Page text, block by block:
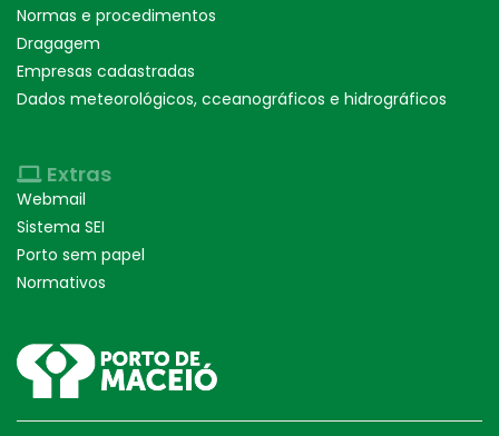
Normas e procedimentos
Dragagem
Empresas cadastradas
Dados meteorológicos, cceanográficos e hidrográficos
Extras
Webmail
Sistema SEI
Porto sem papel
Normativos